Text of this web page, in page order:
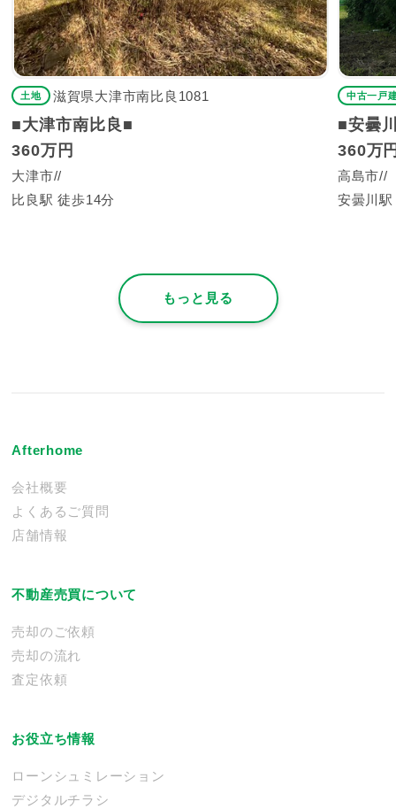
土地 滋賀県大津市南比良1081
■大津市南比良■
360万円
大津市
比良駅 徒歩14分
中古一戸
■安曇
360万
高島市
安曇川
もっと見る
Afterhome
会社概要
よくあるご質問
店舗情報
不動産売買について
売却のご依頼
売却の流れ
査定依頼
お役立ち情報
ローンシュミレーション
デジタルチラシ